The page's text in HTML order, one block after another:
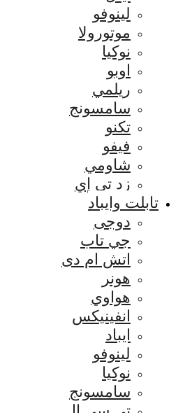
لينوفو
موتورولا
نوكيا
اوبو
ريلمي
سامسونج
تكنو
فيفو
شاومي
زد تي إي
تابلت وايباد
دوجى
جي تاب
اتش ام دى
هونر
هواوي
انفينيكس
ايباد
لينوفو
نوكيا
سامسونج